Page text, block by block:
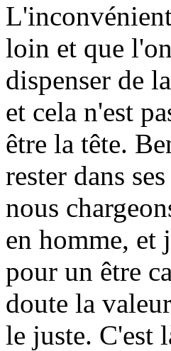
loin et que
dispenser de
et cela n'est
être la tête.
rester dans
nous
en homme, et
pour un être
doute la
le juste. C'est